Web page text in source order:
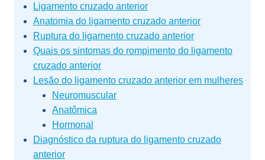
Ligamento cruzado anterior
Anatomia do ligamento cruzado anterior
Ruptura do ligamento cruzado anterior
Quais os sintomas do rompimento do ligamento
cruzado anterior
Lesão do ligamento cruzado anterior em mulheres
Neuromuscular
Anatômica
Hormonal
Diagnóstico da ruptura do ligamento cruzado
anterior